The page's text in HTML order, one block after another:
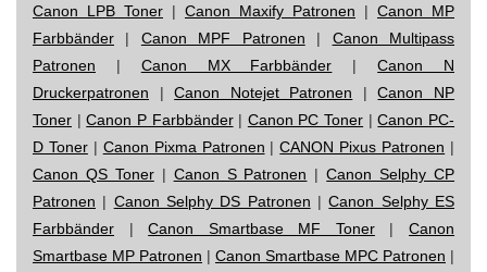
Canon LPB Toner | Canon Maxify Patronen | Canon MP
Farbbänder | Canon MPF Patronen | Canon Multipass
Patronen | Canon MX Farbbänder |Canon N
Druckerpatronen |Canon Notejet Patronen |Canon NP
Toner |Canon P Farbbänder| Canon PC Toner |Canon PC-
D Toner| Canon Pixma Patronen |CANON Pixus Patronen |
Canon QS Toner| Canon S Patronen |Canon Selphy CP
Patronen | Canon Selphy DS Patronen |Canon Selphy ES
Farbbänder |Canon Smartbase MF Toner|Canon
Smartbase MP Patronen | Canon Smartbase MPC Patronen |